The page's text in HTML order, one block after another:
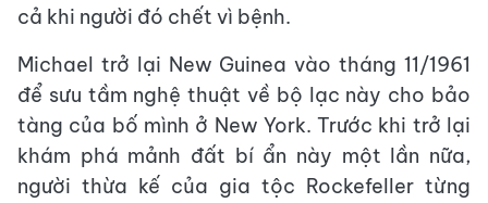
cả khi người đó chết vì bệnh.
Michael trở lại New Guinea vào tháng 11/1961
để sưu tầm nghệ thuật về bộ lạc này cho bảo
tàng của bố mình ở New York. Trước khi trở lại
khám phá mảnh đất bí ẩn này một lần nữa,
người thừa kế của gia tộc Rockefeller từng